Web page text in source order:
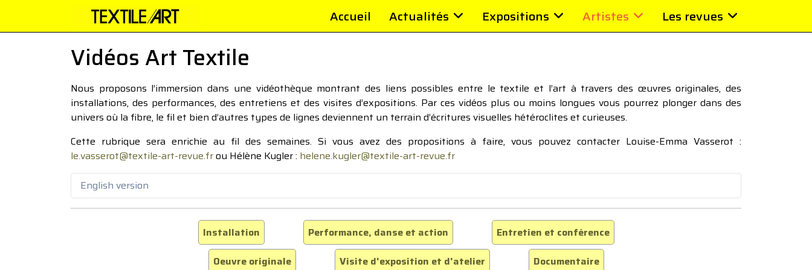
Accueil Actualités Expositions Artistes Les revues
Vidéos Art Textile
Nous proposons l’immersion dans une vidéothèque montrant des liens possibles entre le textile et l’art à travers des œuvres originales, des
installations, des performances, des entretiens et des visites d’expositions. Par ces vidéos plus ou moins longues vous pourrez plonger dans des
univers où la fibre, le fil et bien d’autres types de lignes deviennent un terrain d’écritures visuelles hétéroclites et curieuses.
Cette rubrique sera enrichie au fil des semaines. Si vous avez des propositions à faire, vous pouvez contacter Louise-Emma Vasserot :
le.vasserot@textile-art-revue.frou Hélène Kugler : helene.kugler@textile-art-revue.fr
English version
Installation Performance, danse et action
Entretien et conférence
Oeuvre originale
Visite d'exposition et d'atelier Documentaire